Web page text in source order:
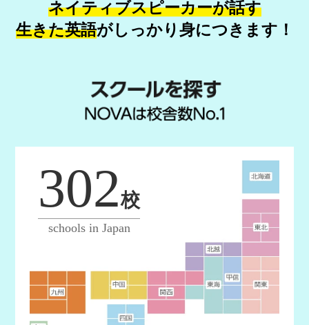
ネイティブスピーカーが話す
生きた英語がしっかり身につきます！
302校
schools in Japan